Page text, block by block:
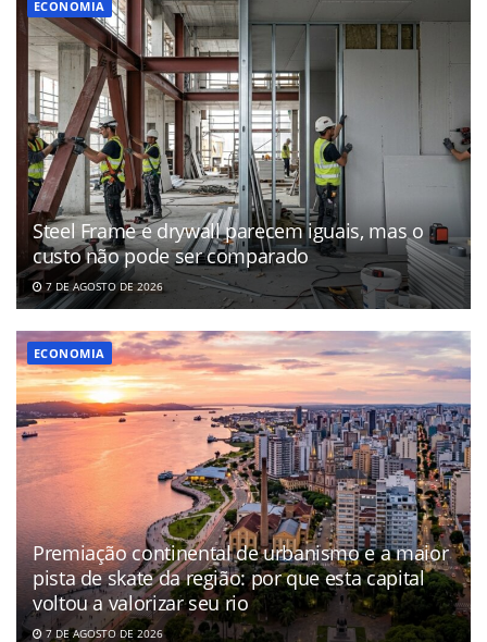
ECONOMIA
Steel Frame e drywall parecem iguais, mas o
custo não pode ser comparado
7 DE AGOSTO DE 2026
ECONOMIA
Premiação continental de urbanismo e a maior
pista de skate da região: por que esta capital
voltou a valorizar seu rio
7 DE AGOSTO DE 2026